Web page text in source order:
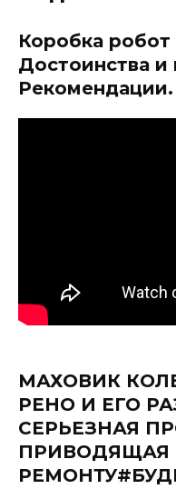
Коробка робот
Достоинства и
Рекомендации.
МАХОВИК
РЕНО И ЕГО
СЕРЬЕЗНАЯ
ПРИВОДЯЩАЯ